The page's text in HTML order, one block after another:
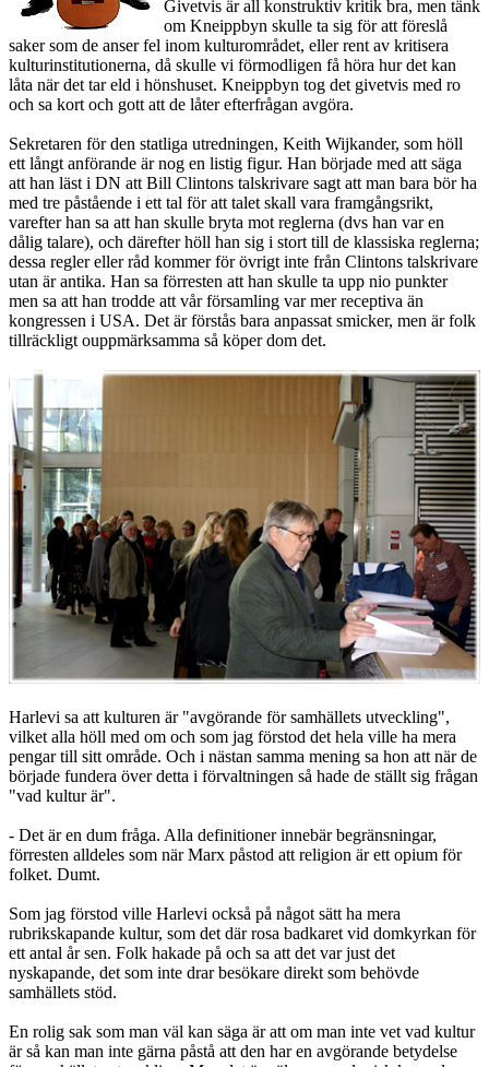
Givetvis är all konstruktiv kritik bra, men tänk
om Kneippbyn skulle ta sig för att föreslå
saker som de anser fel inom kulturområdet, eller rent av kritisera
kulturinstitutionerna, då skulle vi förmodligen få höra hur det kan
låta när det tar eld i hönshuset. Kneippbyn tog det givetvis med ro
och sa kort och gott att de låter efterfrågan avgöra.
Sekretaren för den statliga utredningen, Keith Wijkander, som höll
ett långt anförande är nog en listig figur. Han började med att säga
att han läst i DN att Bill Clintons talskrivare sagt att man bara bör ha
med tre påstående i ett tal för att talet skall vara framgångsrikt,
varefter han sa att han skulle bryta mot reglerna (dvs han var en
dålig talare), och därefter höll han sig i stort till de klassiska reglerna;
dessa regler eller råd kommer för övrigt inte från Clintons talskrivare
utan är antika. Han sa förresten att han skulle ta upp nio punkter
men sa att han trodde att vår församling var mer receptiva än
kongressen i USA. Det är förstås bara anpassat smicker, men är folk
tillräckligt ouppmärksamma så köper dom det.
Harlevi sa att kulturen är "avgörande för samhällets utveckling",
vilket alla höll med om och som jag förstod det hela ville ha mera
pengar till sitt område. Och i nästan samma mening sa hon att när de
började fundera över detta i förvaltningen så hade de ställt sig frågan
"vad kultur är".
- Det är en dum fråga. Alla definitioner innebär begränsningar,
förresten alldeles som när Marx påstod att religion är ett opium för
folket. Dumt.
Som jag förstod ville Harlevi också på något sätt ha mera
rubrikskapande kultur, som det där rosa badkaret vid domkyrkan för
ett antal år sen. Folk hakade på och sa att det var just det
nyskapande, det som inte drar besökare direkt som behövde
samhällets stöd.
En rolig sak som man väl kan säga är att om man inte vet vad kultur
är så kan man inte gärna påstå att den har en avgörande betydelse